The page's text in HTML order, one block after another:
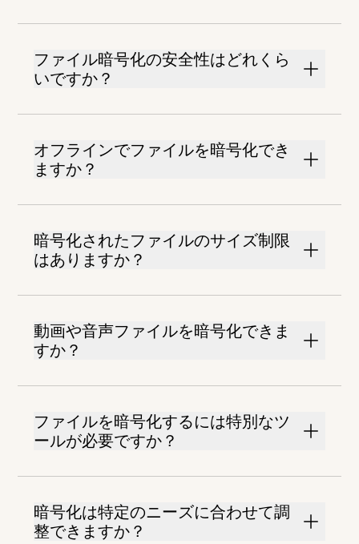
ファイル暗号化の安全性はどれくら
いですか？
オフラインでファイルを暗号化でき
ますか？
暗号化されたファイルのサイズ制限
はありますか？
動画や音声ファイルを暗号化できま
すか？
ファイルを暗号化するには特別なツ
ールが必要ですか？
暗号化は特定のニーズに合わせて調
整できますか？